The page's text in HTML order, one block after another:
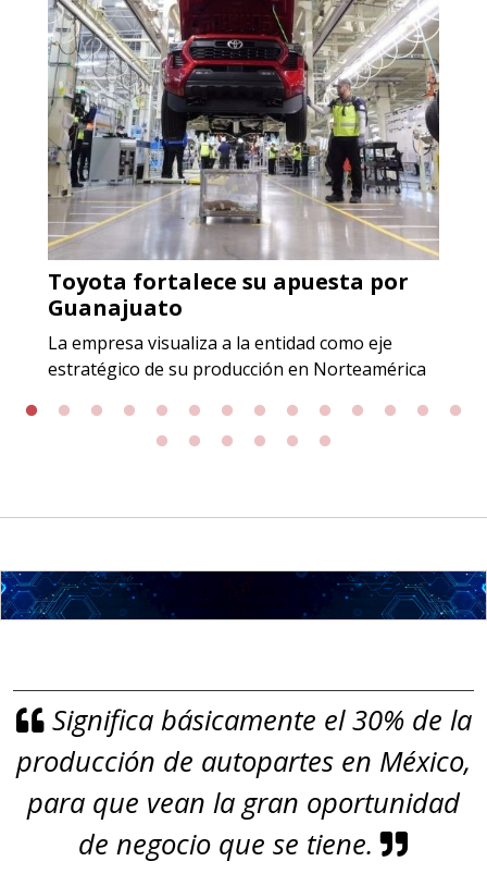
Especificaciones:
Incluyendo grado 304. Requisitos:
Garantizar composición química y
origen adecuados (especialmente
para grafito) y contar con sistemas
de calidad y gestión ambiental.
Aplicar al Requerimiento
Empresa en Jalisco
Requiere:
GRAFITO LAMINADO EN
ROLLO
Especificaciones:
gestión ambiental.
Empresa en Jalisco
Requiere:
Especificaciones:
De alta pureza y composición
Toyota fortalece su apuesta por
Guanajuato
La empresa visualiza a la entidad como eje
estratégico de su producción en Norteamérica
Significa básicamente el 30% de la
producción de autopartes en México,
para que vean la gran oportunidad
de negocio que se tiene.